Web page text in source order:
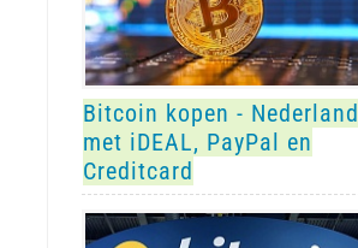
Bitcoin kopen - Nederland
met iDEAL, PayPal en
Creditcard